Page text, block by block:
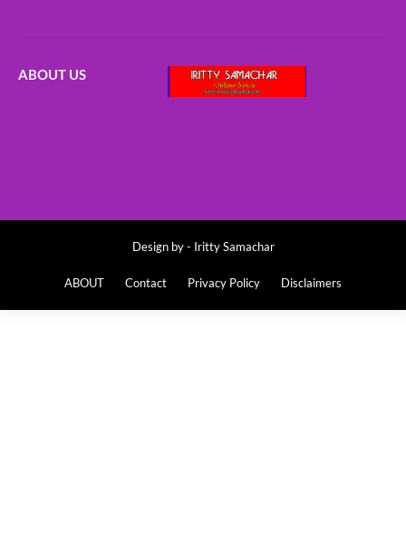
ABOUT US
Design by - Iritty Samachar
ABOUT Contact Privacy Policy Disclaimers